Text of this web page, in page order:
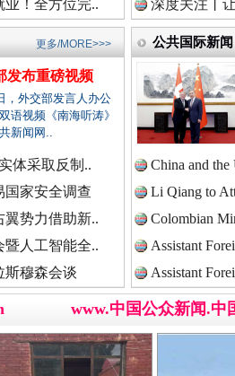
药新闻网.
业新闻网.
业新闻网.
频新闻网.
路回响 永
！全方位完..
深度关注丨
发布重磅视频
，外交部发言人办公
语视频《南海听涛》
新闻网..
体采取反制..
国家安全调查
势力借助新..
暨人工智能全..
斯穆森会谈
更多/MORE>>> 公共国际新闻
China and
Li Qiang to
Colombian
Assistant
Assistant
www.中国公众新闻.中